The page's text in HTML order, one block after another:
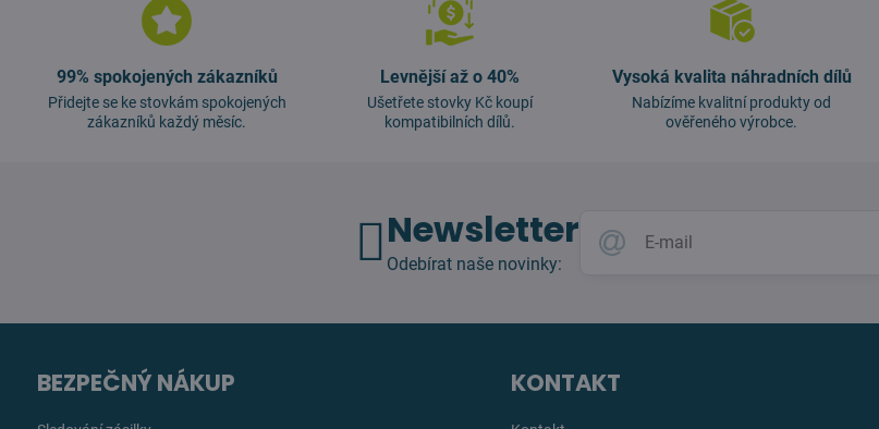
99% spokojených zákazníků
Přidejte se ke stovkám spokojených
zákazníků každý měsíc.
Levnější až o 40%
Ušetřete stovky Kč koupí
kompatibilních dílů.
Vysoká kvalita náhradních dílů
Nabízíme kvalitní produkty od
ověřeného výrobce.
Newsletter
Odebírat naše novinky:
BEZPEČNÝ NÁKUP KONTAKT